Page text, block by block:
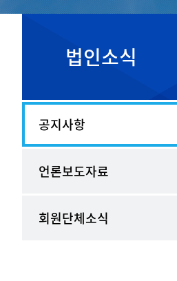
법인소식
공지사항
언론보도자료
회원단체소식